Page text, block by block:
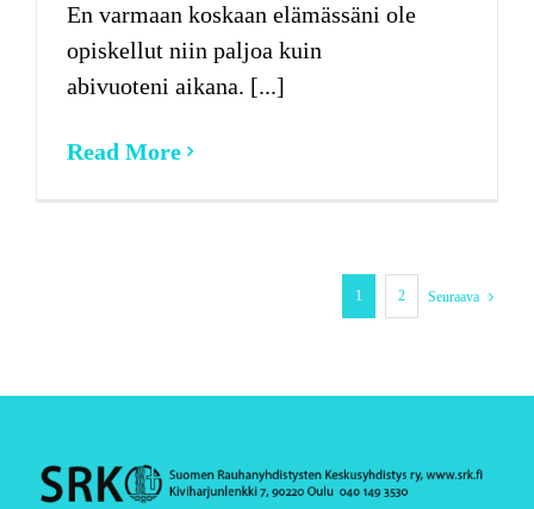
En varmaan koskaan elämässäni ole
opiskellut niin paljoa kuin
abivuoteni aikana. [...]
Read More
1 2 Seuraava